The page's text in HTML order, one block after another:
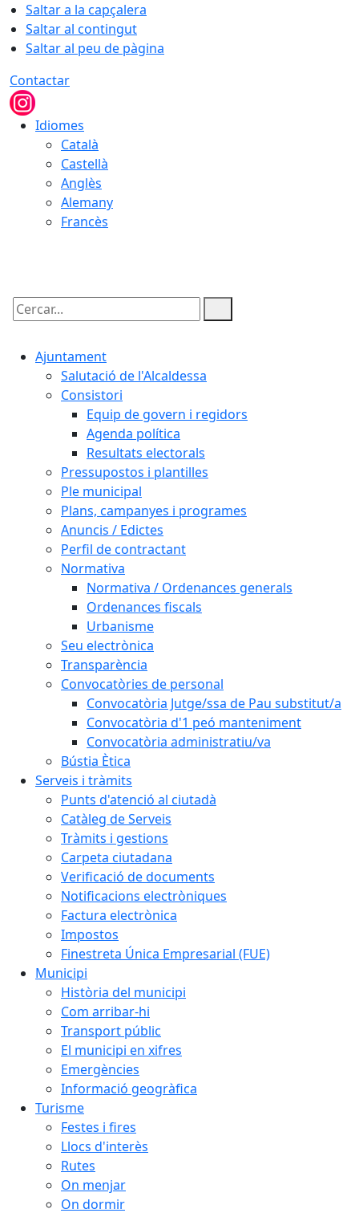
Saltar a la capçalera
Saltar al contingut
Saltar al peu de pàgina
Contactar
Idiomes
Català
Castellà
Anglès
Alemany
Francès
Cercar:
Ajuntament
Salutació de l'Alcaldessa
Consistori
Equip de govern i regidors
Agenda política
Resultats electorals
Pressupostos i plantilles
Ple municipal
Plans, campanyes i programes
Anuncis / Edictes
Perfil de contractant
Normativa
Normativa / Ordenances generals
Ordenances fiscals
Urbanisme
Seu electrònica
Transparència
Convocatòries de personal
Convocatòria Jutge/ssa de Pau substitut/a
Convocatòria d'1 peó manteniment
Convocatòria administratiu/va
Bústia Ètica
Serveis i tràmits
Punts d'atenció al ciutadà
Catàleg de Serveis
Tràmits i gestions
Carpeta ciutadana
Verificació de documents
Notificacions electròniques
Factura electrònica
Impostos
Finestreta Única Empresarial (FUE)
Municipi
Història del municipi
Com arribar-hi
Transport públic
El municipi en xifres
Emergències
Informació geogràfica
Turisme
Festes i fires
Llocs d'interès
Rutes
On menjar
On dormir